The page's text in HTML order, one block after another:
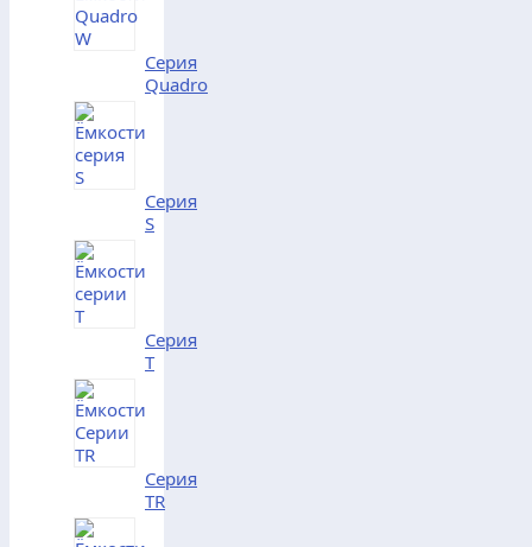
Серия
Quadro
Серия
S
Серия
T
Серия
TR